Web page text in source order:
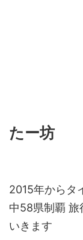
たー坊
2015年からタ
中58県制覇 旅
いきます